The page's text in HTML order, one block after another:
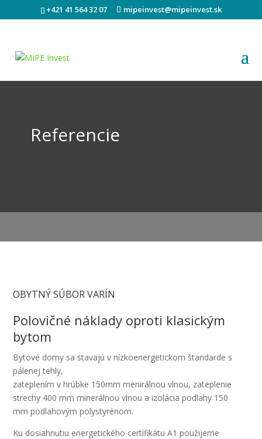
+421 41 564 32 07 mipeinvest@mipeinvest.sk
Referencie
OBYTNÝ SÚBOR VARÍN
Polovičné náklady oproti klasickým
bytom
Bytové domy sa stavajú v nízkoenergetickom štandarde s
pálenej tehly,
zateplením v hrúbke 150mm menirálnou vlnou, zateplenie
strechy 400 mm minerálnou vlnou a izolácia podlahy 150
mm podlahovým polystyrénom.
Ku dosiahnutiu energetického certifikátu A1 použijeme